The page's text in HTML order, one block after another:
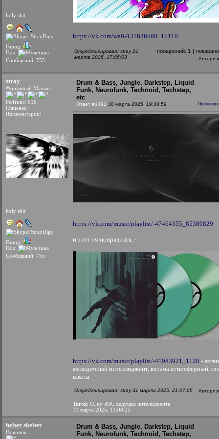
holy shit
Город:
Пол:
Сообщений: 755
https://vk.com/wall-131636580_17110
Отредактировал: stray 21
марта 2025, 17:05:03
поощрений: 1 |
stray
Форумный Маньяк
Рейтинг: 616
[Заценки]
[Комментарии]
holy shit
Город:
Пол:
Сообщений: 755
Drum & Bass, Jungle, Darkstep, Liquid
Funk, Neurofunk, Technoid, Techstep,
etc
Ответ #1491 30 марта 2025, 19:38:59
https://vk.com/music/playlist/-47464355_85389829
и этот оч понравился, -
https://vk.com/music/playlist/-41983921_1128 -
мелодичный интеллиджент, весьма атмосферный,
школа
Отредактировал: stray 31 марта 2025, 21:07:05
Turok: О, ну ASC дедушка интеледжента
31 марта 2025, 11:08:25
helter skelter
Новичок
Drum & Bass, Jungle, Darkstep, Liquid
Funk, Neurofunk, Technoid, Techstep,